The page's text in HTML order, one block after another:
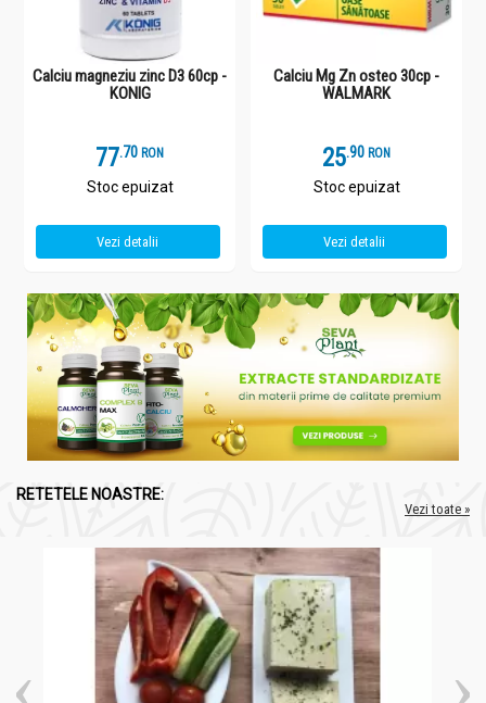
Calciu magneziu zinc D3 60cp -
KONIG
77.7 RON
Stoc epuizat
Vezi detalii
Calciu Mg Zn osteo 30cp -
WALMARK
25.9 RON
Stoc epuizat
Vezi detalii
RETETELE NOASTRE:
Vezi toate »